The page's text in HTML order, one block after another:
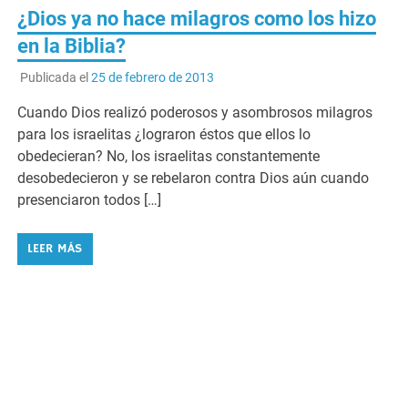
¿Dios ya no hace milagros como los hizo
en la Biblia?
Publicada el 25 de febrero de 2013
Cuando Dios realizó poderosos y asombrosos milagros
para los israelitas ¿lograron éstos que ellos lo
obedecieran? No, los israelitas constantemente
desobedecieron y se rebelaron contra Dios aún cuando
presenciaron todos […]
LEER MÁS